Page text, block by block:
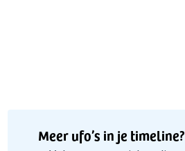
Meer ufo’s in je timeline?